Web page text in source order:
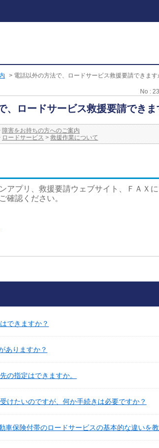
> 電話以外の方法で、ロードサービス救援要請できます
No :
、ロードサービス救援要請できま
障害をお持ちの方へのご案内
ロードサービス > 救援作業について
アプリ、救援要請ウェブサイト、ＦＡＸ
確認ください。
できますか？
ありますか？
の指定はできますか。
けたいのですが、何か手続きは必要ですか？
車保険付帯のロードサービスの基本的な違いを教